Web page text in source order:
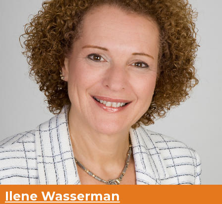
Ilene Wasserman